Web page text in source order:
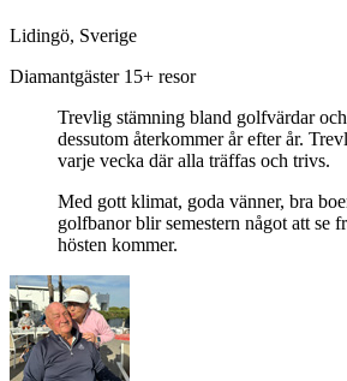
Lidingö, Sverige
Diamantgäster 15+ resor
Trevlig stämning bland golfvärdar
dessutom återkommer år efter år.
varje vecka där alla träffas och trivs.
Med gott klimat, goda vänner, bra
golfbanor blir semestern något att se
hösten kommer.